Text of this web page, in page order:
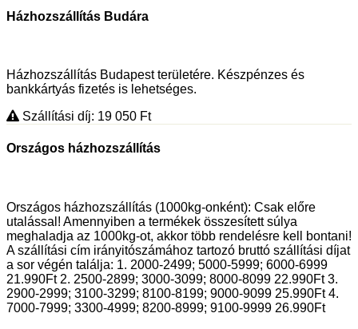
Házhozszállítás Budára
Házhozszállítás Budapest területére. Készpénzes és
bankkártyás fizetés is lehetséges.
Szállítási díj: 19 050 Ft
Országos házhozszállítás
Országos házhozszállítás (1000kg-onként): Csak előre
utalással! Amennyiben a termékek összesített súlya
meghaladja az 1000kg-ot, akkor több rendelésre kell bontani!
A szállítási cím irányitószámához tartozó bruttó szállítási díjat
a sor végén találja: 1. 2000-2499; 5000-5999; 6000-6999
21.990Ft 2. 2500-2899; 3000-3099; 8000-8099 22.990Ft 3.
2900-2999; 3100-3299; 8100-8199; 9000-9099 25.990Ft 4.
7000-7999; 3300-4999; 8200-8999; 9100-9999 26.990Ft